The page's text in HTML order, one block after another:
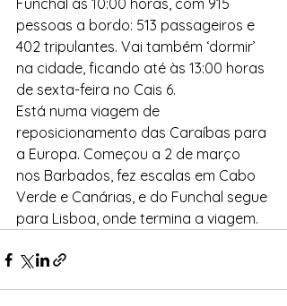
Funchal às 10:00 horas, com 915
pessoas a bordo: 513 passageiros e
402 tripulantes. Vai também ‘dormir’
na cidade, ficando até às 13:00 horas
de sexta-feira no Cais 6.
Está numa viagem de
reposicionamento das Caraíbas para
a Europa. Começou a 2 de março
nos Barbados, fez escalas em Cabo
Verde e Canárias, e do Funchal segue
para Lisboa, onde termina a viagem.